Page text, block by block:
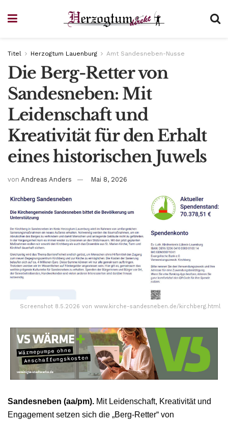
Titel Herzogtum Lauenburg Amt Sandesneben-Nusse
Die Berg-Retter von
Sandesneben: Mit
Leidenschaft und
Kreativität für den Erhalt
eines historischen Juwels
von Andreas Anders Mai 8, 2026
Screenshot 8.5.2026 von www.kirche-sandesneben.de/kirchberg.html
Sandesneben (aa/pm). Mit Leidenschaft, Kreativität und
Engagement setzen sich die „Berg-Retter“ von